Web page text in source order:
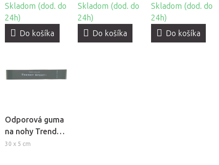
Skladom (dod. do
24h)
Do košíka
Skladom (dod. do
24h)
Do košíka
Skladom (dod. do
24h)
Do košíka
Odporová guma
na nohy Trendy
Tone-Loop -
30 x 5 cm